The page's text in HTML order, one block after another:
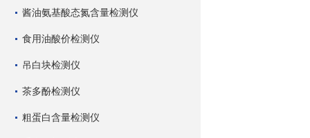
酱油氨基酸态氮含量检测仪
食用油酸价检测仪
吊白块检测仪
茶多酚检测仪
粗蛋白含量检测仪